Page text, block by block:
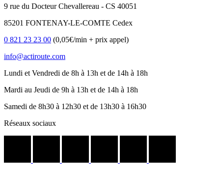
9 rue du Docteur Chevallereau - CS 40051
85201 FONTENAY-LE-COMTE Cedex
0 821 23 23 00 (0,05€/min + prix appel)
info@actiroute.com
Lundi et Vendredi de 8h à 13h et de 14h à 18h
Mardi au Jeudi de 9h à 13h et de 14h à 18h
Samedi de 8h30 à 12h30 et de 13h30 à 16h30
Réseaux sociaux